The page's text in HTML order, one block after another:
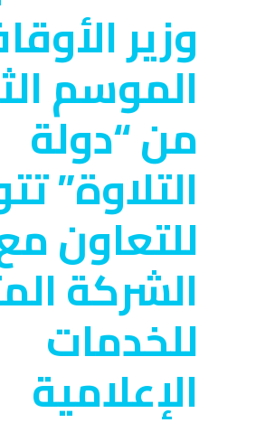
وزير
الموسم
من “دولة
التلاوة”
للتعاون
الشركة
للخدمات
الإعلامية